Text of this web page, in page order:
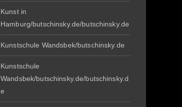
Kunst in
Hamburg/butschinsky.de/butschinsky.de
Kunstschule Wandsbek/butschinsky.de
Kunstschule
Wandsbek/butschinsky.de/butschinsky.d
e